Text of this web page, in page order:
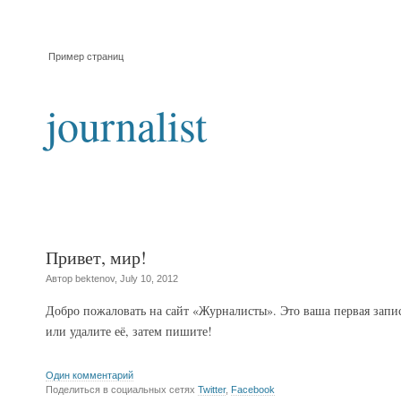
Пример страниц
journalist
Привет, мир!
Автор bektenov, July 10, 2012
Добро пожаловать на сайт «Журналисты». Это ваша первая
или удалите её, затем пишите!
Один комментарий
Поделиться в социальных сетях Twitter, Facebook